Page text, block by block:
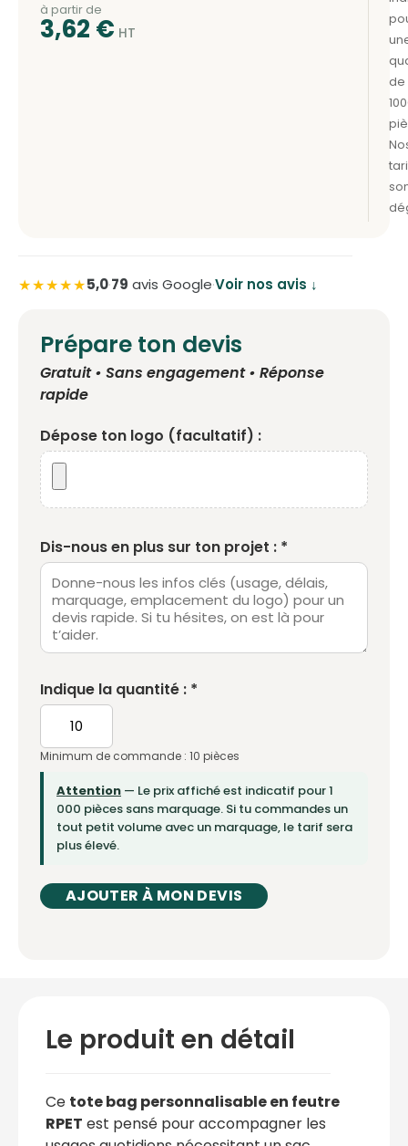
à partir de
3,62 €
★★★★★5,0·79 avis Google·Voir nos avis ↓
Prépare ton devis
Gratuit • Sans engagement • Réponse
rapide
Dépose ton logo (facultatif) :
Dis-nous en plus sur ton projet : *
Indique la quantité : *
Minimum de commande : 10 pièces
Attention — Le prix affiché est indicatif pour 1
000 pièces sans marquage. Si tu commandes un
tout petit volume avec un marquage, le tarif sera
plus élevé.
AJOUTER À MON DEVIS
Le produit en détail
Ce tote bag personnalisable en feutre
RPET est pensé pour accompagner les